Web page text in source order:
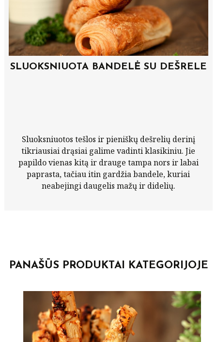
SLUOKSNIUOTA BANDELĖ SU DEŠRELE
Sluoksniuotos tešlos ir pieniškų dešrelių derinį
tikriausiai drąsiai galime vadinti klasikiniu. Jie
papildo vienas kitą ir drauge tampa nors ir labai
paprasta, tačiau itin gardžia bandele, kuriai
neabejingi daugelis mažų ir didelių.
PANAŠŪS PRODUKTAI KATEGORIJOJE